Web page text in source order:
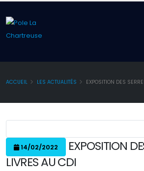
ACCUEIL LES ACTUALITÉS EXPOSITION DES
14/02/2022
EXPOSITION
LIVRES AU CDI